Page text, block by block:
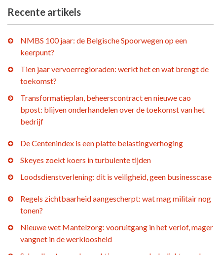
Recente artikels
NMBS 100 jaar: de Belgische Spoorwegen op een
keerpunt?
Tien jaar vervoerregioraden: werkt het en wat brengt de
toekomst?
Transformatieplan, beheerscontract en nieuwe cao
bpost: blijven onderhandelen over de toekomst van het
bedrijf
De Centenindex is een platte belastingverhoging
Skeyes zoekt koers in turbulente tijden
Loodsdienstverlening: dit is veiligheid, geen businesscase
Regels zichtbaarheid aangescherpt: wat mag militair nog
tonen?
Nieuwe wet Mantelzorg: vooruitgang in het verlof, mager
vangnet in de werkloosheid